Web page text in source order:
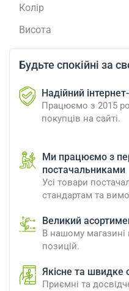
Колір
Висота
Будьте спокійні за
Надійний
Працюємо з 2015
покупців на сайті.
Ми працюємо з
постачальниками
Усі товари
стандартам та
Великий
В нашому магазині
позицій.
Якісне та швидке
Приємні та